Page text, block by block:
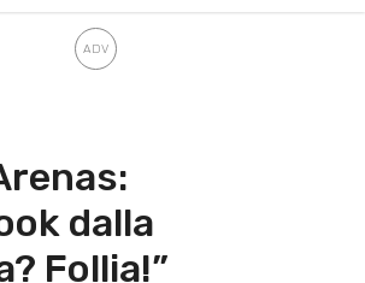
dalla
Follia!”